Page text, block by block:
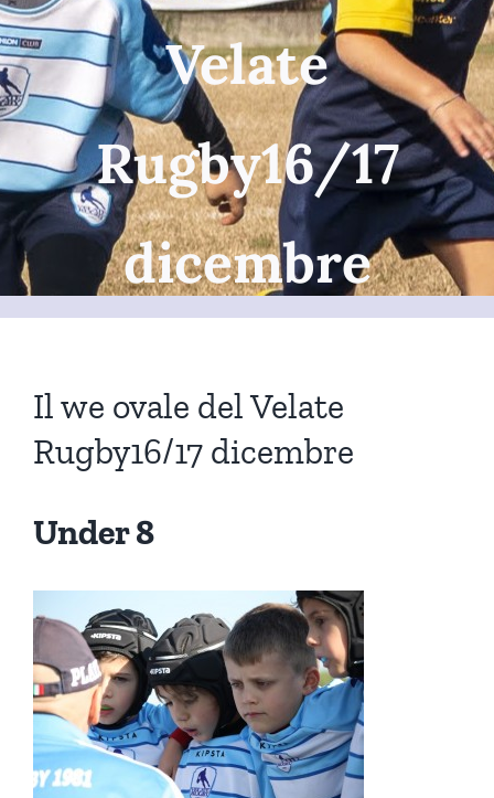
Velate
Rugby16/17
dicembre
Il we ovale del Velate
Rugby16/17 dicembre
Under 8